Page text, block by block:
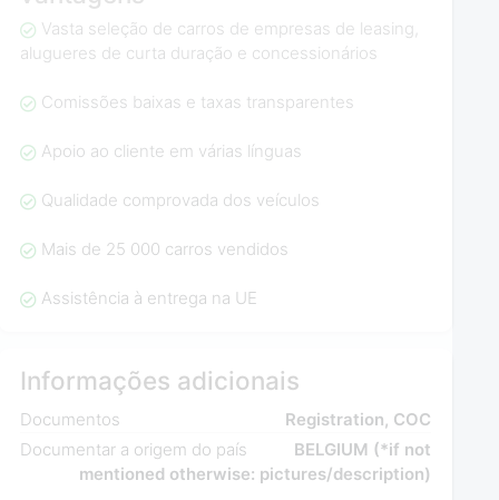
Vasta seleção de carros de empresas de leasing,
alugueres de curta duração e concessionários
Comissões baixas e taxas transparentes
Apoio ao cliente em várias línguas
Qualidade comprovada dos veículos
Mais de 25 000 carros vendidos
Assistência à entrega na UE
Informações adicionais
Documentos
Registration, COC
Documentar a origem do país
BELGIUM (*if not
mentioned otherwise: pictures/description)